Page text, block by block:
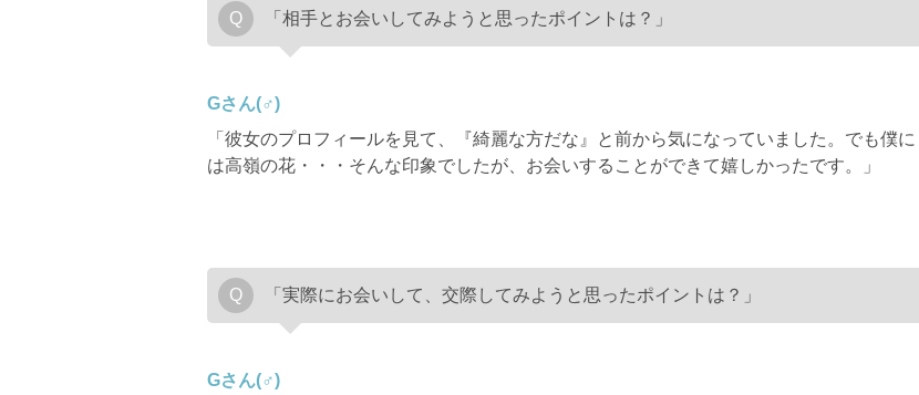
「相手とお会いしてみようと思ったポイントは？」
Gさん(♂)
「彼女のプロフィールを見て、『綺麗な方だな』と前から気になっていました。でも僕に
は高嶺の花・・・そんな印象でしたが、お会いすることができて嬉しかったです。」
「実際にお会いして、交際してみようと思ったポイントは？」
Gさん(♂)